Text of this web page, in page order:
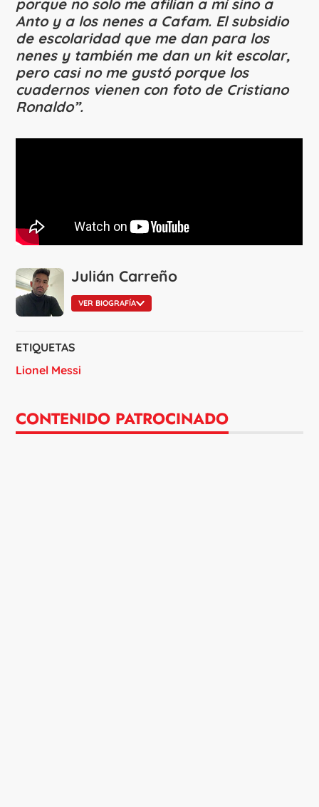
porque no solo me afilian a mí sino a
Anto y a los nenes a Cafam. El subsidio
de escolaridad que me dan para los
nenes y también me dan un kit escolar,
pero casi no me gustó porque los
cuadernos vienen con foto de Cristiano
Ronaldo”.
Julián Carreño
VER BIOGRAFÍA
ETIQUETAS
Lionel Messi
CONTENIDO PATROCINADO